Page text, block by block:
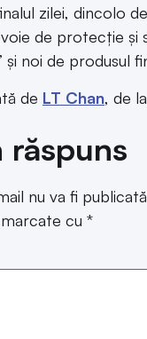
zilei, dincolo
de protecție și
și noi de produsul
de LT Chan, de la
răspuns
nu va fi
cu *